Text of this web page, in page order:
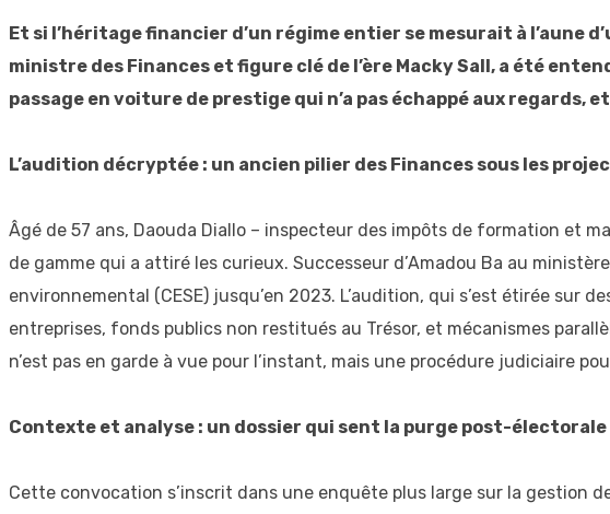
Et si l’héritage financier d’un régime entier se mesurait à l’aune
ministre des Finances et figure clé de l’ère Macky Sall, a été
passage en voiture de prestige qui n’a pas échappé aux
L’audition décryptée : un ancien pilier des Finances sous les
Âgé de 57 ans, Daouda Diallo – inspecteur des impôts de formation et
de gamme qui a attiré les curieux. Successeur d’Amadou Ba au
environnemental (CESE) jusqu’en 2023. L’audition, qui s’est étirée sur
entreprises, fonds publics non restitués au Trésor, et mécanismes
n’est pas en garde à vue pour l’instant, mais une procédure judiciaire
Contexte et analyse : un dossier qui sent la purge post-électorale
Cette convocation s’inscrit dans une enquête plus large sur la gestion